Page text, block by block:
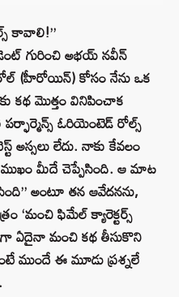
కావాలి!”
గురించి అభయ్ నవీన్
(హీరోయిన్) కోసం నేను ఒక
కథ మొత్తం వినిపించాక
ఓరియెంటెడ్ రోల్స్
అస్సలు లేదు. నాకు కేవలం
మీదే చెప్పేసింది. ఆ మాట
అంటూ తన ఆవేదనను,
‘మంచి ఫిమేల్ క్యారెక్టర్స్
ఏదైనా మంచి కథ తీసుకొని
ముందే ఈ మూడు ప్రశ్నలే